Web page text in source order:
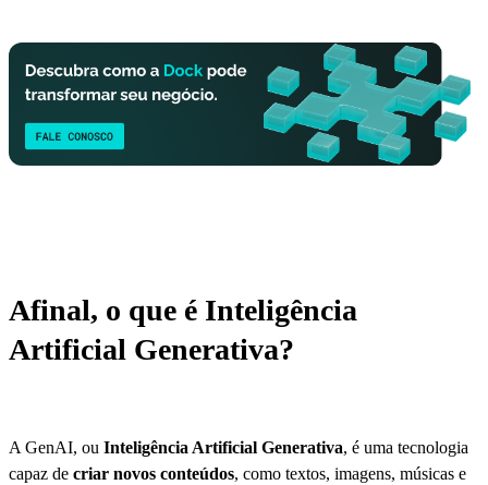
Afinal, o que é Inteligência
Artificial Generativa?
A GenAI, ou Inteligência Artificial Generativa, é uma tecnologia
capaz de criar novos conteúdos, como textos, imagens, músicas e